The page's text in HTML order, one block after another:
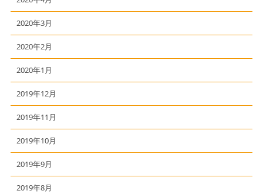
2020年3月
2020年2月
2020年1月
2019年12月
2019年11月
2019年10月
2019年9月
2019年8月